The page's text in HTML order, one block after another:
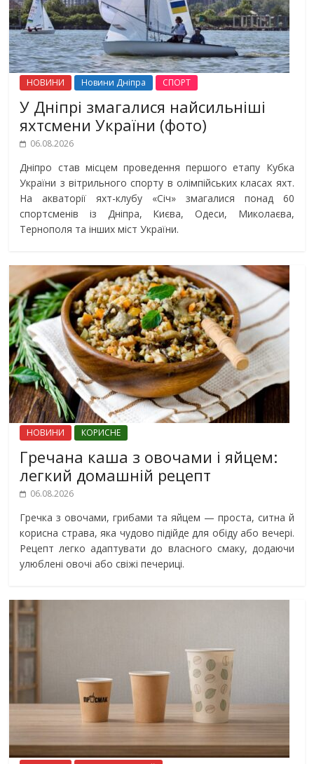
НОВИНИ Новини Дніпра СПОРТ
У Дніпрі змагалися найсильніші
яхтсмени України (фото)
06.08.2026
Дніпро став місцем проведення першого етапу Кубка
України з вітрильного спорту в олімпійських класах яхт.
На акваторії яхт-клубу «Січ» змагалися понад 60
спортсменів із Дніпра, Києва, Одеси, Миколаєва,
Тернополя та інших міст України.
НОВИНИ КОРИСНЕ
Гречана каша з овочами і яйцем:
легкий домашній рецепт
06.08.2026
Гречка з овочами, грибами та яйцем — проста, ситна й
корисна страва, яка чудово підійде для обіду або вечері.
Рецепт легко адаптувати до власного смаку, додаючи
улюблені овочі або свіжі печериці.